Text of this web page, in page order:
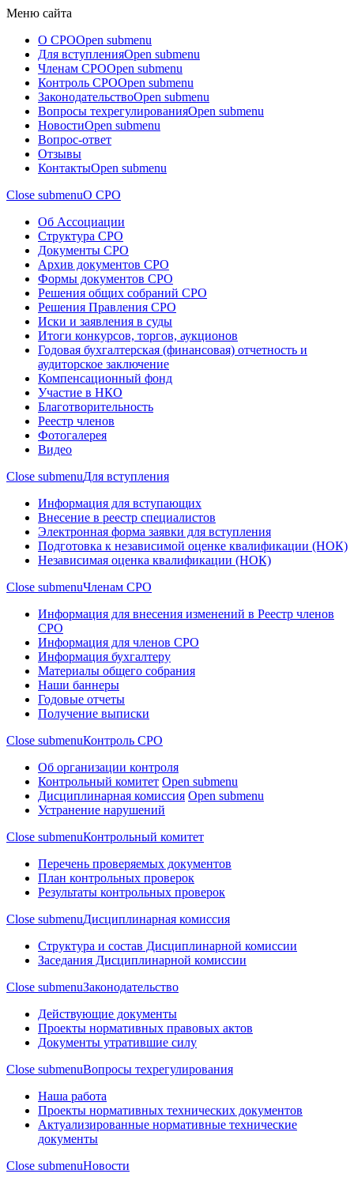
Меню сайта
О СРОOpen submenu
Для вступленияOpen submenu
Членам СРОOpen submenu
Контроль СРОOpen submenu
ЗаконодательствоOpen submenu
Вопросы техрегулированияOpen submenu
НовостиOpen submenu
Вопрос-ответ
Отзывы
КонтактыOpen submenu
Close submenuО СРО
Об Ассоциации
Структура СРО
Документы СРО
Архив документов СРО
Формы документов СРО
Решения общих собраний СРО
Решения Правления СРО
Иски и заявления в суды
Итоги конкурсов, торгов, аукционов
Годовая бухгалтерская (финансовая) отчетность и
аудиторское заключение
Компенсационный фонд
Участие в НКО
Благотворительность
Реестр членов
Фотогалерея
Видео
Close submenuДля вступления
Информация для вступающих
Внесение в реестр специалистов
Электронная форма заявки для вступления
Подготовка к независимой оценке квалификации (НОК)
Независимая оценка квалификации (НОК)
Close submenuЧленам СРО
Информация для внесения изменений в Реестр членов
СРО
Информация для членов СРО
Информация бухгалтеру
Материалы общего собрания
Наши баннеры
Годовые отчеты
Получение выписки
Close submenuКонтроль СРО
Об организации контроля
Контрольный комитет Open submenu
Дисциплинарная комиссия Open submenu
Устранение нарушений
Close submenuКонтрольный комитет
Перечень проверяемых документов
План контрольных проверок
Результаты контрольных проверок
Close submenuДисциплинарная комиссия
Структура и состав Дисциплинарной комиссии
Заседания Дисциплинарной комиссии
Close submenuЗаконодательство
Действующие документы
Проекты нормативных правовых актов
Документы утратившие силу
Close submenuВопросы техрегулирования
Наша работа
Проекты нормативных технических документов
Актуализированные нормативные технические
документы
Close submenuНовости